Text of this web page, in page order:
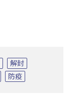
解封
防疫